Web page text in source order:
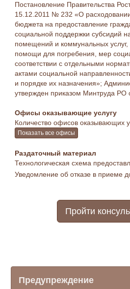
Постановление Правительства
15.12.2011 № 232 «О расходовании
бюджета на предоставление
социальной поддержки субсидий
помещений и коммунальных
помощи для погребения, мер
соответствии с отдельными
актами социальной
и порядке их назначения»;
утвержден приказом Минтруда РО
Офисы оказывающие услугу
Количество офисов оказывающих
Показать все офисы
Раздаточный материал
Технологическая схема
Уведомление об отказе в приеме
Пройти
Предупреждение